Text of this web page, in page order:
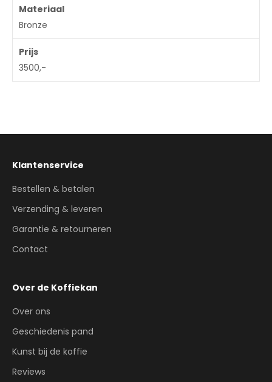
Materiaal
Bronze
Prijs
3500,-
Klantenservice
Bestellen & betalen
Verzending & leveren
Garantie & retourneren
Contact
Over de Koffiekan
Over ons
Geschiedenis pand
Kunst bij de koffie
Reviews